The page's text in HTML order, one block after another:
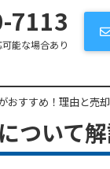
7113
能な場合あり
おすすめ！理由と売
ついて